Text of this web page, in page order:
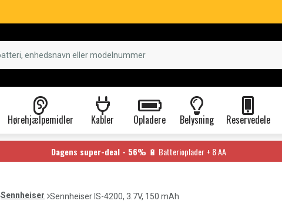
Hørehjælpemidler Kabler Opladere Belysning Reservedele
Dagens super-deal - 56% 🔋 Batterioplader + 8 AA
Sennheiser Sennheiser IS-4200, 3.7V, 150 mAh